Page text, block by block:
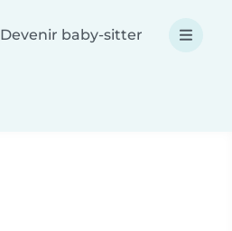
Devenir baby-sitter